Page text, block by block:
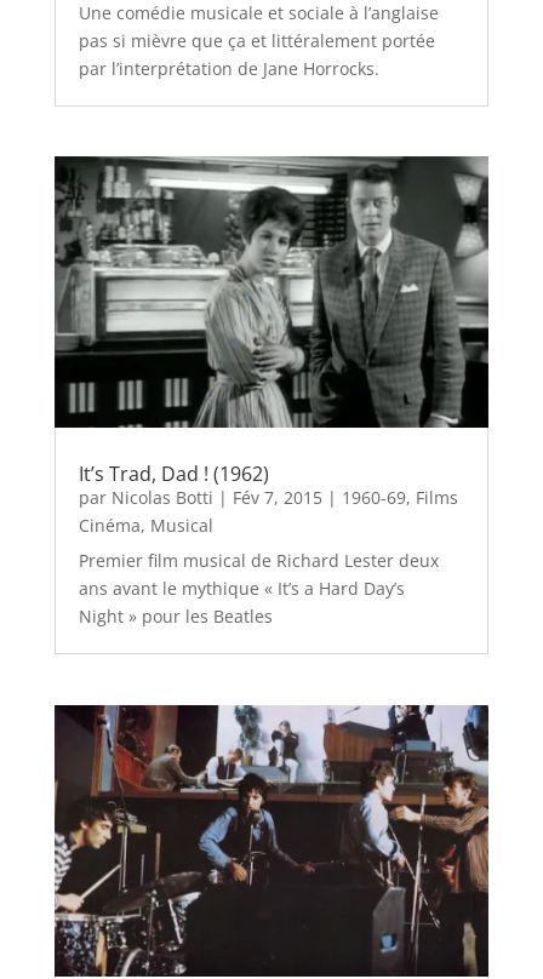
Une comédie musicale et sociale à l’anglaise
pas si mièvre que ça et littéralement portée
par l’interprétation de Jane Horrocks.
It’s Trad, Dad ! (1962)
par Nicolas Botti | Fév 7, 2015| 1960-69, Films
Cinéma, Musical
Premier film musical de Richard Lester deux
ans avant le mythique « It’s a Hard Day’s
Night » pour les Beatles